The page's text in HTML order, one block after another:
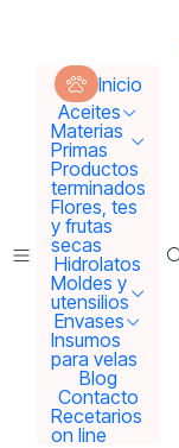
Inicio
Aceites
Materias
Primas
Productos
terminados
Flores, tes
y frutas
secas
Hidrolatos
Moldes y
utensilios
Envases
Insumos
para velas
Blog
Contacto
Recetarios
on line
Inicio